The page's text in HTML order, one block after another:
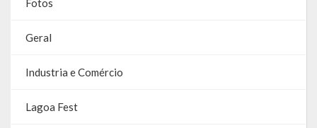
Galeria de Fotos
Vídeos
Fotos
Geral
Industria e Comércio
Lagoa Fest